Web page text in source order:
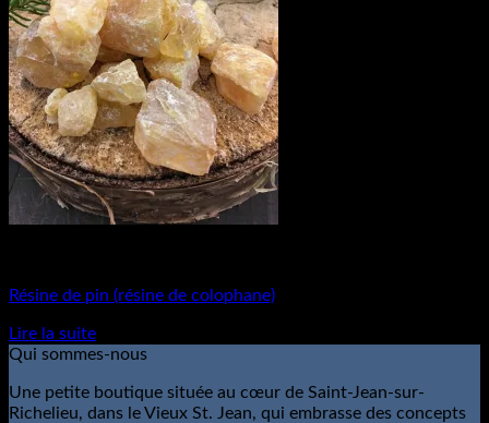
Résine de pin (résine de colophane)
Lire la suite
Qui sommes-nous
Une petite boutique située au cœur de Saint-Jean-sur-
Richelieu, dans le Vieux St. Jean, qui embrasse des concepts